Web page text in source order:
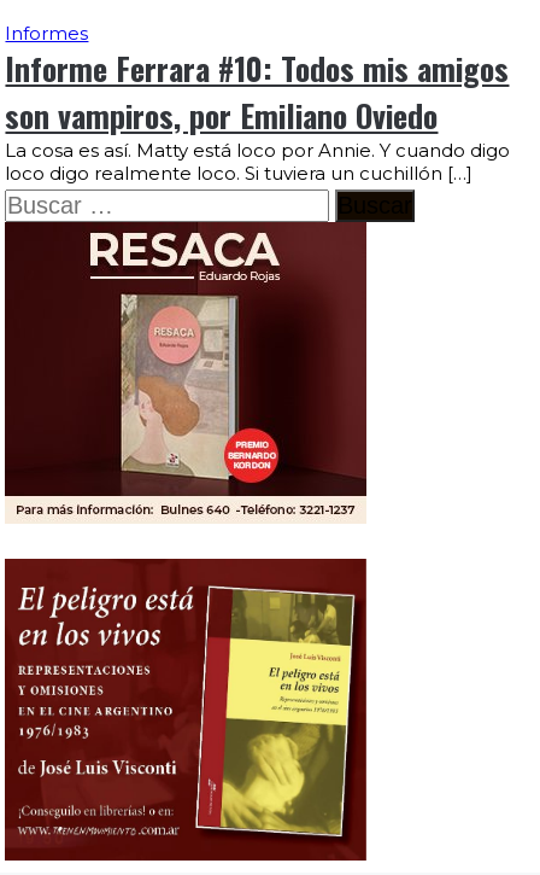
Informes
Informe Ferrara #10: Todos mis amigos
son vampiros, por Emiliano Oviedo
La cosa es así. Matty está loco por Annie. Y cuando digo
loco digo realmente loco. Si tuviera un cuchillón […]
Buscar: